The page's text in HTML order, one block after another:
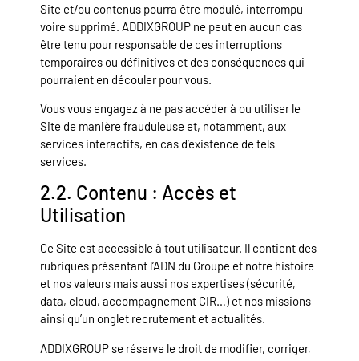
Site et/ou contenus pourra être modulé, interrompu
voire supprimé. ADDIXGROUP ne peut en aucun cas
être tenu pour responsable de ces interruptions
temporaires ou définitives et des conséquences qui
pourraient en découler pour vous.
Vous vous engagez à ne pas accéder à ou utiliser le
Site de manière frauduleuse et, notamment, aux
services interactifs, en cas d’existence de tels
services.
2.2. Contenu : Accès et
Utilisation
Ce Site est accessible à tout utilisateur. Il contient des
rubriques présentant l’ADN du Groupe et notre histoire
et nos valeurs mais aussi nos expertises (sécurité,
data, cloud, accompagnement CIR…) et nos missions
ainsi qu’un onglet recrutement et actualités.
ADDIXGROUP se réserve le droit de modifier, corriger,